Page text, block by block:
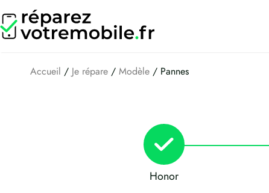
au
contenu
Accueil / Je répare / Modèle / Pannes
Honor